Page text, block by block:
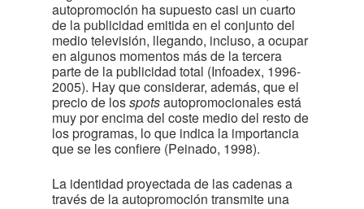
autopromoción ha supuesto casi un cuarto
de la publicidad emitida en el conjunto del
medio televisión, llegando, incluso, a ocupar
en algunos momentos más de la tercera
parte de la publicidad total (Infoadex, 1996-
2005). Hay que considerar, además, que el
precio de losspotsautopromocionales está
muy por encima del coste medio del resto de
los programas, lo que indica la importancia
que se les confiere (Peinado, 1998).
La identidad proyectada de las cadenas a
través de la autopromoción transmite una